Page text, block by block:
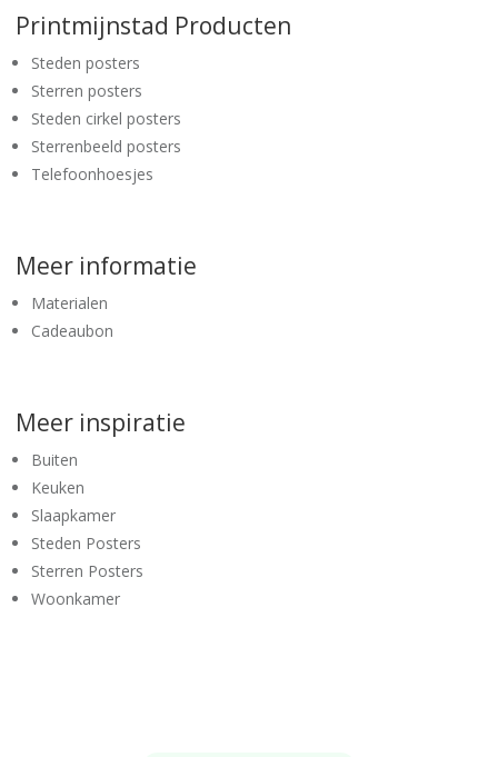
Printmijnstad Producten
Steden posters
Sterren posters
Steden cirkel posters
Sterrenbeeld posters
Telefoonhoesjes
Meer informatie
Materialen
Cadeaubon
Meer inspiratie
Buiten
Keuken
Slaapkamer
Steden Posters
Sterren Posters
Woonkamer